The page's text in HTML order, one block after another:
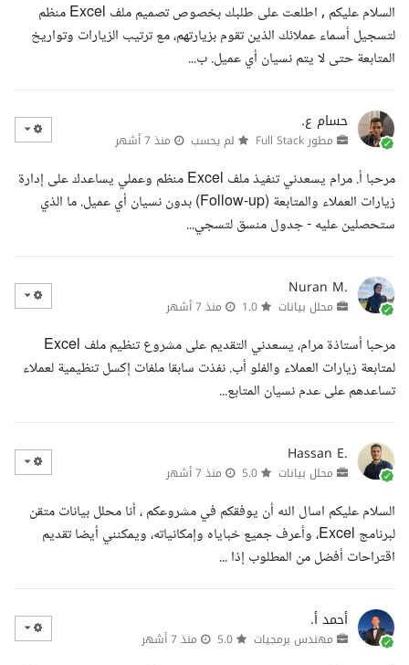
السلام عليكم , اطلعت على طلبك بخصوص تصميم ملف Excel منظم
لتسجيل أسماء عملائك الذين تقوم بزيارتهم، مع ترتيب الزيارات وتواريخ
المتابعة حتى لا يتم نسيان أي عميل. ب...
حسام ع.
مطور Full Stack لم يحسب منذ 7 أشهر
مرحبا أ. مرام يسعدني تنفيذ ملف Excel منظم وعملي يساعدك على إدارة
زيارات العملاء والمتابعة (Follow-up) بدون نسيان أي عميل. ما الذي
ستحصلين عليه - جدول منسق لتسجي...
Nuran M.
محلل بيانات منذ 7 أشهر
مرحبا أستاذة مرام، يسعدني التقديم على مشروع تنظيم ملف Excel
لمتابعة زيارات العملاء والفلو أب. نفذت سابقا ملفات إكسل تنظيمية لعملاء
تساعدهم على عدم نسيان المتابع...
Hassan E.
محلل بيانات منذ 7 أشهر
السلام عليكم اسال الله أن يوفقكم في مشروعكم ، أنا محلل بيانات متقن
لبرنامج Excel، وأعرف جميع خباياه وإمكانياته، ويمكنني أيضا تقديم
اقتراحات أفضل من المطلوب إذا ...
أحمد أ.
مهندس برمجيات منذ 7 أشهر